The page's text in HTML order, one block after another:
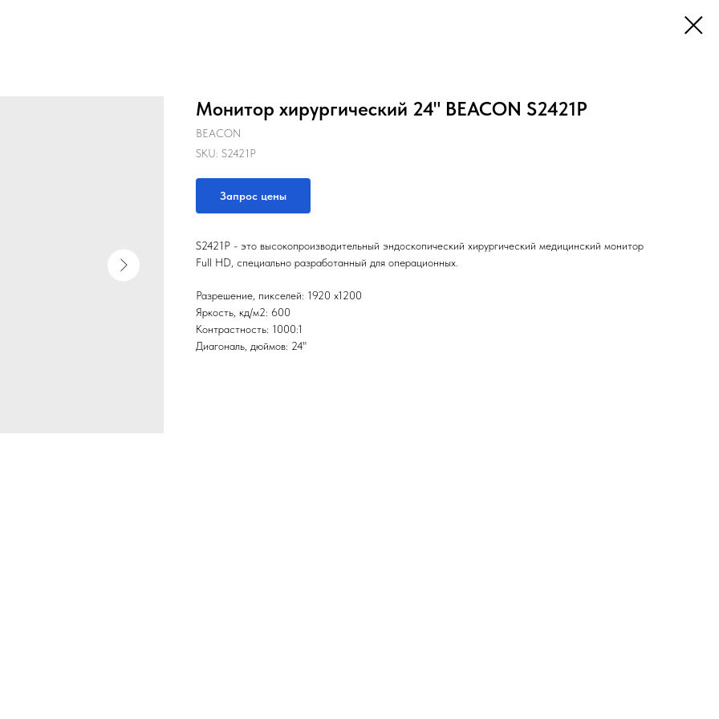
Монитор хирургический 24" BEACON S2421P
BEACON
SKU: S2421P
Запрос цены
S2421P - это высокопроизводительный эндоскопический хирургический медицинский монитор
Full HD, специально разработанный для операционных.
Разрешение, пикселей: 1920 х1200
Яркость, кд/м2: 600
Контрастность: 1000:1
Диагональ, дюймов: 24"